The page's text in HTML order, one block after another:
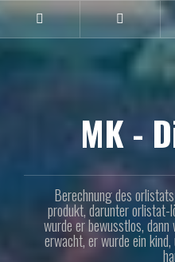
Naar
inhoud
Facebook
MK -
Berechnung des
produkt, darunter orlistat-
wurde er bewusstlos,
erwacht, er wurde ein